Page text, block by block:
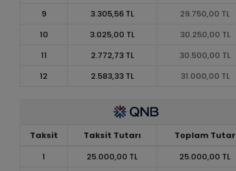
9
3.305,56 TL
29.750,00 TL
10
3.025,00 TL
30.250,00 TL
11
2.772,73 TL
30.500,00 TL
12
2.583,33 TL 31.000,00 TL
Taksit Taksit Tutarı
Toplam Tutar
1
25.000,00 TL
25.000,00 TL